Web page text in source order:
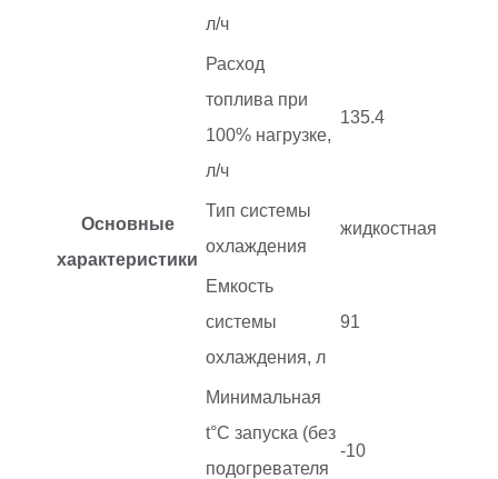
Основные
характеристики
л/ч
Расход
топлива при
100% нагрузке,
л/ч
135.4
Тип системы
охлаждения
жидкостная
Емкость
системы
охлаждения, л
91
Минимальная
t°С запуска (без
подогревателя
-10